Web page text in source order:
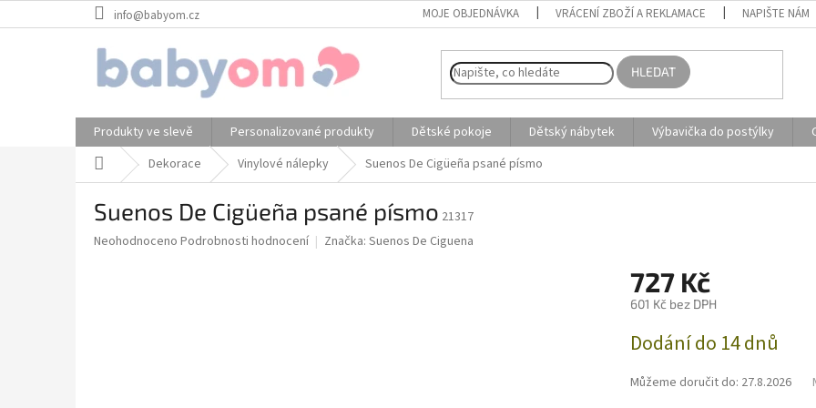
na
info@babyom.cz MOJE OBJEDNÁVKA VRÁCENÍ ZBOŽÍ A REKLAMACE NAPIŠTE NÁM
HLEDAT
Produkty ve slevě Personalizované produkty Dětské pokoje Dětský nábytek Výbavička do postýlky
Domů Dekorace Vinylové nálepky Suenos De Cigüeña psané písmo
Suenos De Cigüeña psané písmo 21317
Průměrné
Neohodnoceno Podrobnosti hodnocení Značka: Suenos De Ciguena
727 Kč
601 Kč bez DPH
cena:
Dodání do 14 dnů
Můžeme doručit do: 27.8.2026